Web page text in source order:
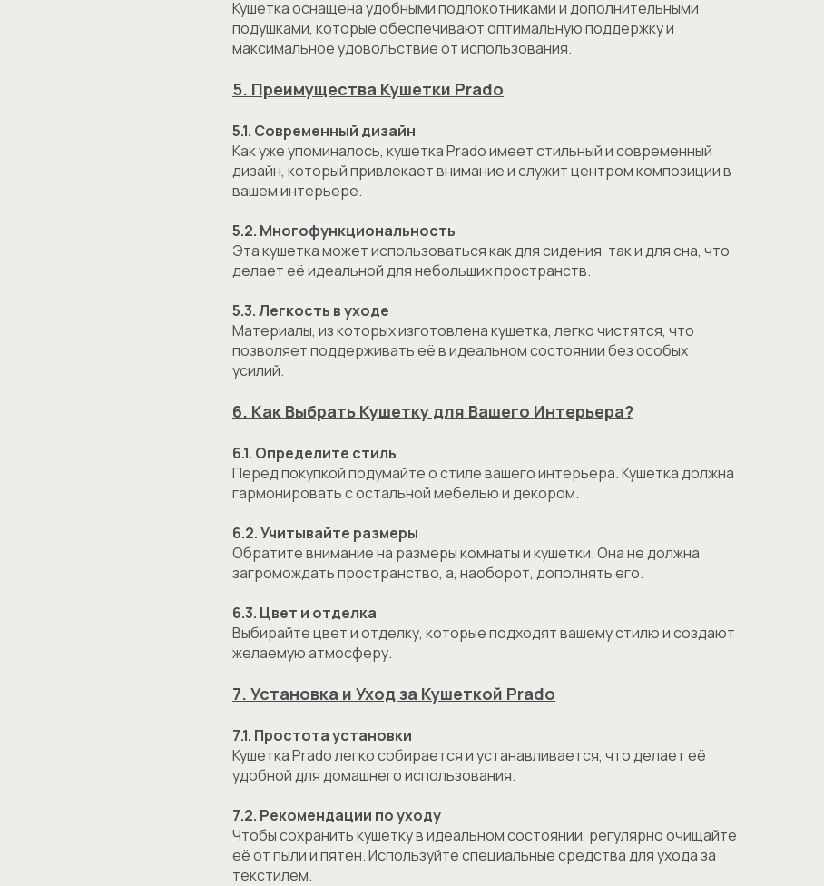
Кушетка оснащена удобными подлокотниками и дополнительными
подушками, которые обеспечивают оптимальную поддержку и
максимальное удовольствие от использования.
5. Преимущества Кушетки Prado
5.1. Современный дизайн
Как уже упоминалось, кушетка Prado имеет стильный и современный
дизайн, который привлекает внимание и служит центром композиции в
вашем интерьере.
5.2. Многофункциональность
Эта кушетка может использоваться как для сидения, так и для сна, что
делает её идеальной для небольших пространств.
5.3. Легкость в уходе
Материалы, из которых изготовлена кушетка, легко чистятся, что
позволяет поддерживать её в идеальном состоянии без особых
усилий.
6. Как Выбрать Кушетку для Вашего Интерьера?
6.1. Определите стиль
Перед покупкой подумайте о стиле вашего интерьера. Кушетка должна
гармонировать с остальной мебелью и декором.
6.2. Учитывайте размеры
Обратите внимание на размеры комнаты и кушетки. Она не должна
загромождать пространство, а, наоборот, дополнять его.
6.3. Цвет и отделка
Выбирайте цвет и отделку, которые подходят вашему стилю и создают
желаемую атмосферу.
7. Установка и Уход за Кушеткой Prado
7.1. Простота установки
Кушетка Prado легко собирается и устанавливается, что делает её
удобной для домашнего использования.
7.2. Рекомендации по уходу
Чтобы сохранить кушетку в идеальном состоянии, регулярно очищайте
её от пыли и пятен. Используйте специальные средства для ухода за
текстилем.